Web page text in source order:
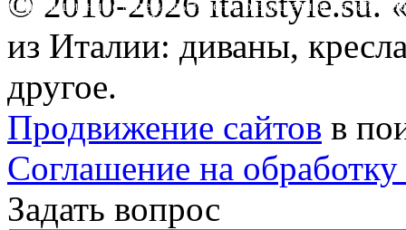
информационные материалы и цены, размещенные на сайте,
Гражданского кодекса РФ.
из Италии: диваны,
другое.
Продвижение сайтов в
Соглашение на
Задать вопрос